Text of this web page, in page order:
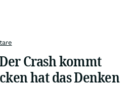
Crash kommt
hat das Denken